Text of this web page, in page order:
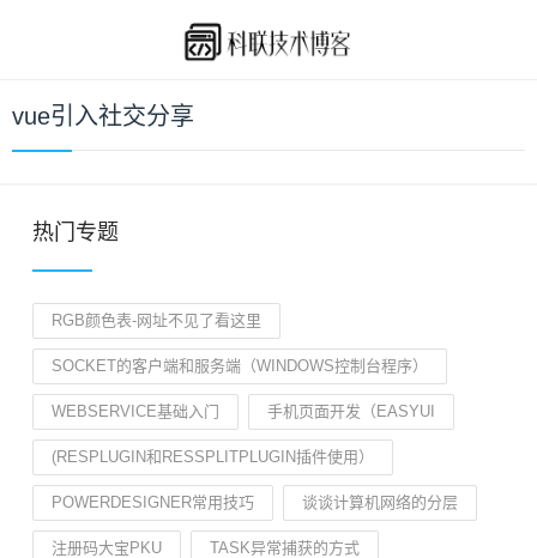
vue引入社交分享
热门专题
RGB颜色表-网址不见了看这里
SOCKET的客户端和服务端（WINDOWS控制台程序）
WEBSERVICE基础入门 手机页面开发（EASYUI
(RESPLUGIN和RESSPLITPLUGIN插件使用）
POWERDESIGNER常用技巧 谈谈计算机网络的分层
注册码大宝PKU TASK异常捕获的方式